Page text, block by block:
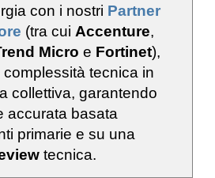
con i nostri Partner
(tra cui Accenture,
Micro e Fortinet),
tecnica in
collettiva, garantendo
accurata basata
primarie e su una
tecnica.